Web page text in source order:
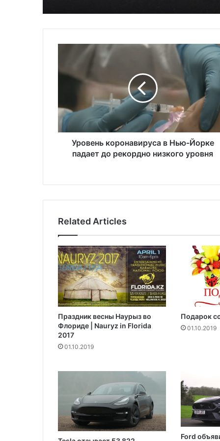
зимней столицы
ь
о
в
с
а
в
Н
ь
ю
-
Й
о
р
к
е
п
о
р
Уровень коронавируса в Нью-Йорке
падает до рекордно низкого уровня
Related Articles
Праздник весны Наурыз во
Флориде | Nauryz in Florida
2017
01.10.2019
Подарок
01.10.2019
Ford